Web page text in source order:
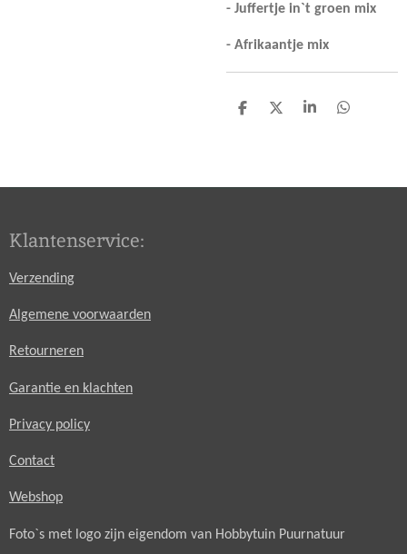
- Juffertje in`t groen mix
- Afrikaantje mix
D
D
S
D
Klantenservice:
Verzending
Algemene voorwaarden
Retourneren
Garantie en klachten
Privacy policy
Contact
Webshop
Foto`s met logo zijn eigendom van Hobbytuin Puurnatuur